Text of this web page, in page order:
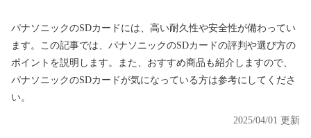
パナソニックのSDカードには、高い耐久性や安全性が備わってい
ます。この記事では、パナソニックのSDカードの評判や選び方の
ポイントを説明します。また、おすすめ商品も紹介しますので、
パナソニックのSDカードが気になっている方は参考にしてくださ
い。
2025/04/01 更新